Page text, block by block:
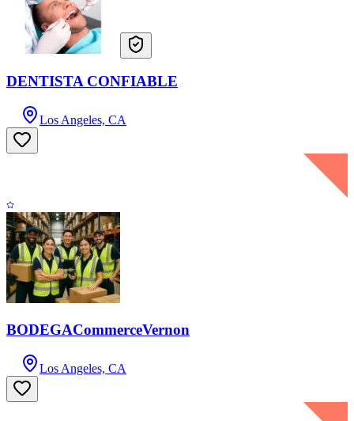
DENTISTA CONFIABLE
Los Angeles, CA
BODEGACommerceVernon
Los Angeles, CA